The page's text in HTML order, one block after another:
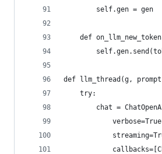
        self.gen = gen
def
def llm_thread(g,
    try:
chat =